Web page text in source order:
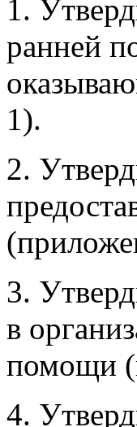
1.
ранней
1).
2.
3.
в
помощи